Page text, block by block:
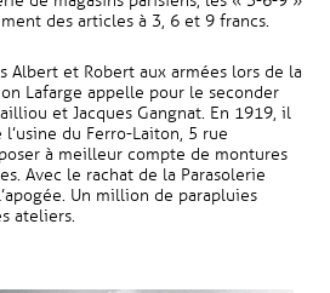
des articles à 3, 6 et 9 francs.
Albert et Robert aux armées lors de la
Lafarge appelle pour le seconder
et Jacques Gangnat. En 1919, il
du Ferro-Laiton, 5 rue
à meilleur compte de montures
Avec le rachat de la Parasolerie
Un million de parapluies
ateliers.